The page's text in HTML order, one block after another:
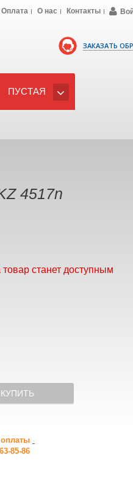
ЗАКАЗАТЬ
Оплата О нас Контакты
ПУСТАЯ
4517n
станет доступным
КУПИТЬ
85-86